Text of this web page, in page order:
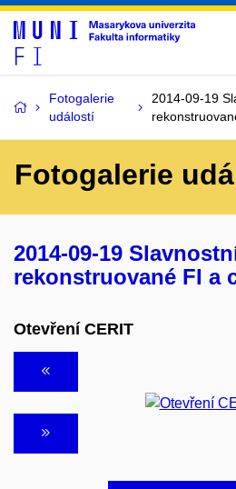
Fotogalerie
událostí
2014-09-19
Fotogalerie
2014-09-19
rekonstruované FI a
Otevření CERIT